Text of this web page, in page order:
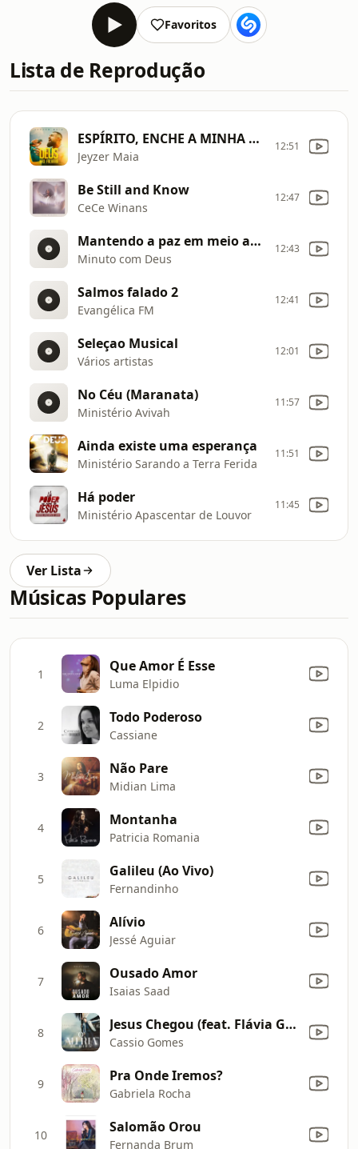
Favoritos
Lista de Reprodução
ESPÍRITO, ENCHE A MINHA VIDA
Jeyzer Maia
12:51
Be Still and Know
CeCe Winans
12:47
Mantendo a paz em meio as lutas
Minuto com Deus
12:43
Salmos falado 2
Evangélica FM
12:41
Seleçao Musical
Vários artistas
12:01
No Céu (Maranata)
Ministério Avivah
11:57
Ainda existe uma esperança
Ministério Sarando a Terra Ferida
11:51
Há poder
Ministério Apascentar de Louvor
11:45
Ver Lista
Músicas Populares
1 Que Amor É Esse
Luma Elpidio
2 Todo Poderoso
Cassiane
3 Não Pare
Midian Lima
4 Montanha
Patricia Romania
5 Galileu (Ao Vivo)
Fernandinho
6 Alívio
Jessé Aguiar
7 Ousado Amor
Isaias Saad
8 Jesus Chegou (feat. Flávia Gomes)
Cassio Gomes
9 Pra Onde Iremos?
Gabriela Rocha
10 Salomão Orou
Fernanda Brum